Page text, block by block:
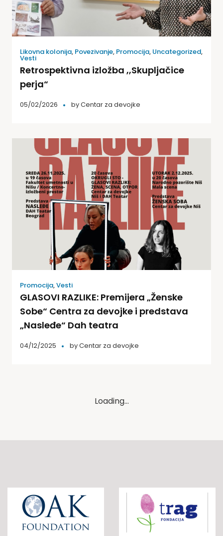
Likovna kolonija, Povezivanje, Promocija, Uncategorized,
Vesti
Retrospektivna izložba ,,Skupljačice
perja“
05/02/2026 byCentar za devojke
Promocija,Vesti
GLASOVI RAZLIKE: Premijera „Ženske
Sobe“ Centra za devojke i predstava
„Nasleđe“ Dah teatra
04/12/2025 byCentar za devojke
Loading...